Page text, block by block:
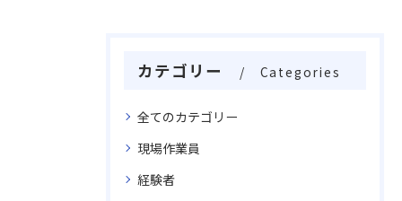
カテゴリー Categories
全てのカテゴリー
現場作業員
経験者